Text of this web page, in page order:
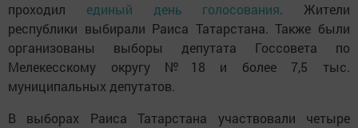
проходил единый день голосования. Жители
республики выбирали Раиса Татарстана. Также были
организованы выборы депутата Госсовета по
Мелекесскому округу №18 и более 7,5 тыс.
муниципальных депутатов.
В выборах Раиса Татарстана участвовали четыре